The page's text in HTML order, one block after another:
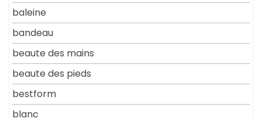
baleine
bandeau
beaute des mains
beaute des pieds
bestform
blanc